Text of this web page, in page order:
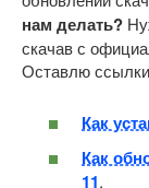
нам делать?
скачав с
Оставлю
Как
Как
11.